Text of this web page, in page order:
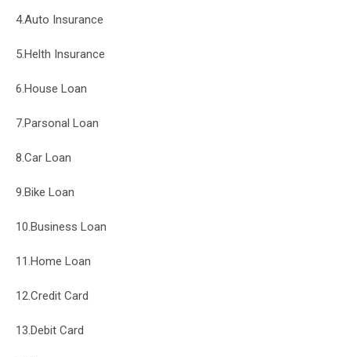
4.Auto Insurance
5.Helth Insurance
6.House Loan
7.Parsonal Loan
8.Car Loan
9.Bike Loan
10.Business Loan
11.Home Loan
12.Credit Card
13.Debit Card